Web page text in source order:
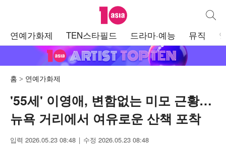
텐아시아 통합
연예가화제 TEN스타필드 드라마·예능 뮤직
홈 연예가화제
'55세' 이영애, 변함없는 미모 근황…
뉴욕 거리에서 여유로운 산책 포착
입력 2026.05.23 08:48 수정 2026.05.23 08:48